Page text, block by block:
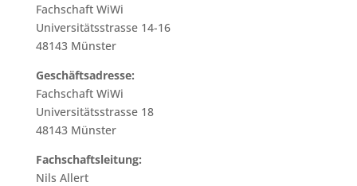
Fachschaft WiWi
Universitätsstrasse 14-16
48143 Münster
Geschäftsadresse:
Fachschaft WiWi
Universitätsstrasse 18
48143 Münster
Fachschaftsleitung:
Nils Allert